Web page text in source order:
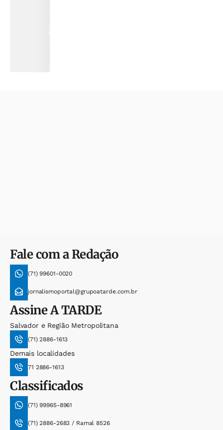
Fale com a Redação
(71) 99601-0020
jornalismoportal@grupoatarde.com.br
AssineA TARDE
Salvador e Região Metropolitana
(71) 2886-1613
Demais localidades
71 2886-1613
Classificados
(71) 99965-8961
(71) 2886-2683 / Ramal 8526